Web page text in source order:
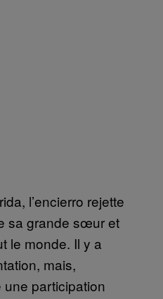
l’encierro rejette
sa grande sœur et
le monde. Il y a
mais,
participation